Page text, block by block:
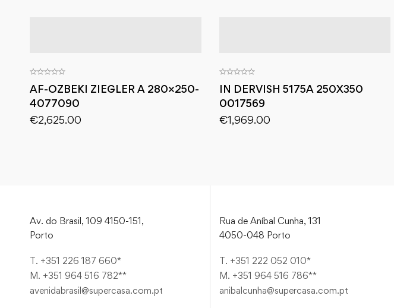
AF-OZBEKI ZIEGLER A 280×250-
4077090
€2,625.00
IN DERVISH 5175A 250X350
0017569
€1,969.00
Av. do Brasil, 109 4150-151,
Porto
T. +351 226 187 660*
M. +351 964 516 782**
avenidabrasil@supercasa.com.pt
Rua de Aníbal Cunha, 131
4050-048 Porto
T. +351 222 052 010*
M. +351 964 516 786**
anibalcunha@supercasa.com.pt